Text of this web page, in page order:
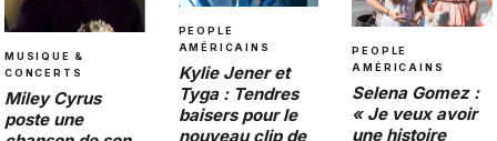
MUSIQUE &
CONCERTS
Miley Cyrus
poste une
PEOPLE
AMÉRICAINS
Kylie Jener et
Tyga : Tendres
baisers pour le
nouveau clip de
PEOPLE
AMÉRICAINS
Selena Gomez :
« Je veux avoir
une histoire